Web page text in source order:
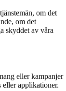
om det
om det
skyddet av våra
eller kampanjer
eller applikationer.